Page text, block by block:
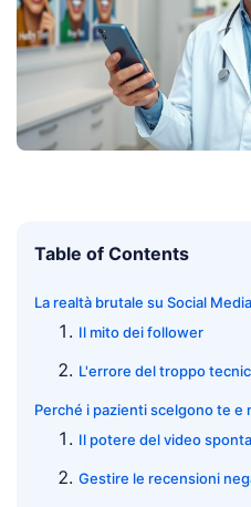
Table of Contents
La realtà brutale su Social
Il mito dei follower
L'errore del troppo
Perché i pazienti scelgono te e
Il potere del video
Gestire le recensioni